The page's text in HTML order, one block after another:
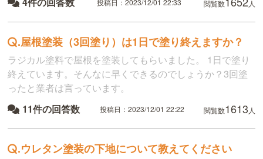
閲覧数 人
.屋根塗装（3回塗り）は1日で塗り終えますか？
ラジカル塗料で屋根を塗装してもらいました。 1日で塗り
終えています。そんなに早くできるのでしょうか？3回塗
ったと業者は言っています。
11件の回答数 投稿日：2023/12/01 22:22 閲覧数1613 人
.ウレタン塗装の下地について教えてください